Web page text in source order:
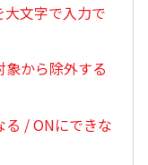
文字で入力で
から除外する
/ ONにできな